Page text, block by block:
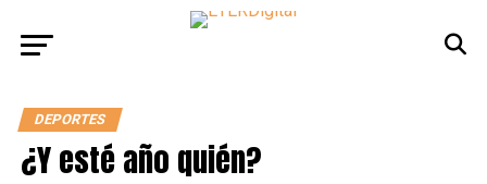
DEPORTES
¿Y esté año quién?